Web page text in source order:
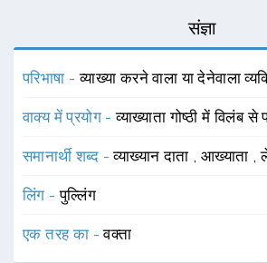
संज्ञा
परिभाषा -व्याख्या करने वाला या देनेवाला
वाक्य में प्रयोग -व्याख्याता गोष्ठी में विलंब से
समानार्थी शब्द -व्याख्यान दाता , आख्याता ,
लिंग -पुल्लिंग
एक तरह का -वक्ता